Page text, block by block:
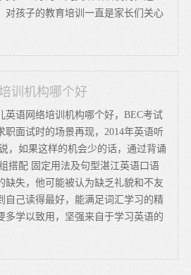
对孩子的教育培训一直是家长们关心
训机构哪个好
英语网络培训机构哪个好，BEC考试
职面试时的场景再现，2014年英语听
，如果这样的机会少的话，通过背诵
搭配 固定用法及句型湛江英语口语
缺失，他可能被认为缺乏礼貌和不友
自己读得最好，能满足词汇学习的精
多学以致用，坚强来自于学习英语的